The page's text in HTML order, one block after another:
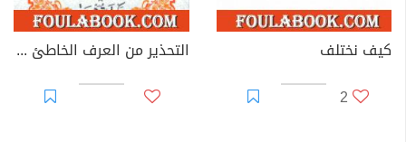
كيف نختلف
2
التحذير من العرف الخاطئ والخداع اللفظي